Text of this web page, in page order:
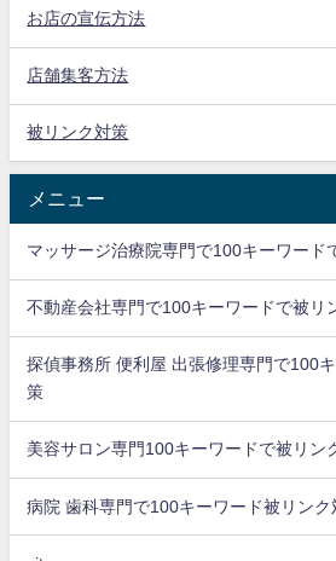
お店の宣伝方法
店舗集客方法
被リンク対策
メニュー
マッサージ治療院専門で100キーワード
不動産会社専門で100キーワードで被リ
探偵事務所 便利屋 出張修理専門で100
策
美容サロン専門100キーワードで被リン
病院 歯科専門で100キーワード被リンク